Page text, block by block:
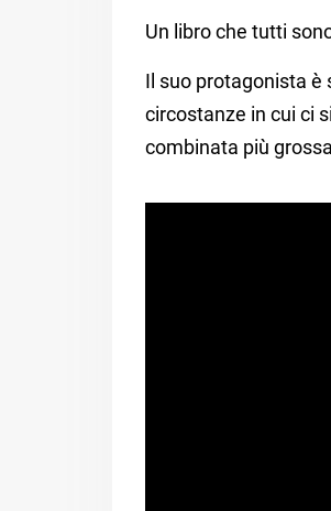
Un libro che tutti
Il suo protagonista è
circostanze in cui ci
combinata più